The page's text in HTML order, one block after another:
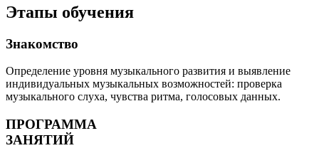
Этапы обучения
Знакомство
Определение уровня музыкального развития и выявление
индивидуальных музыкальных возможностей: проверка
музыкального слуха, чувства ритма, голосовых данных.
ПРОГРАММА
ЗАНЯТИЙ